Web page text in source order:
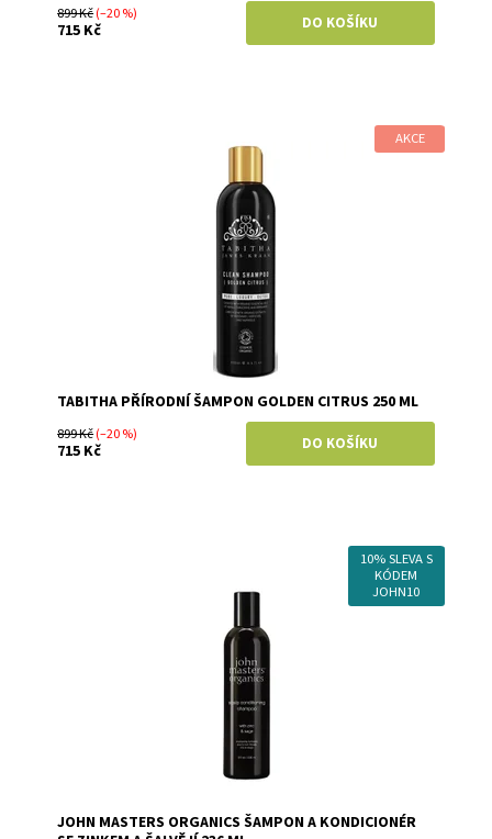
899 Kč(–20 %)
715 Kč
AKCE
TABITHA PŘÍRODNÍ ŠAMPON GOLDEN CITRUS 250 ML
899 Kč(–20 %)
715 Kč
10% SLEVA S
KÓDEM
JOHN10
John Masters Organics
JOHN MASTERS ORGANICS ŠAMPON A KONDICIONÉR